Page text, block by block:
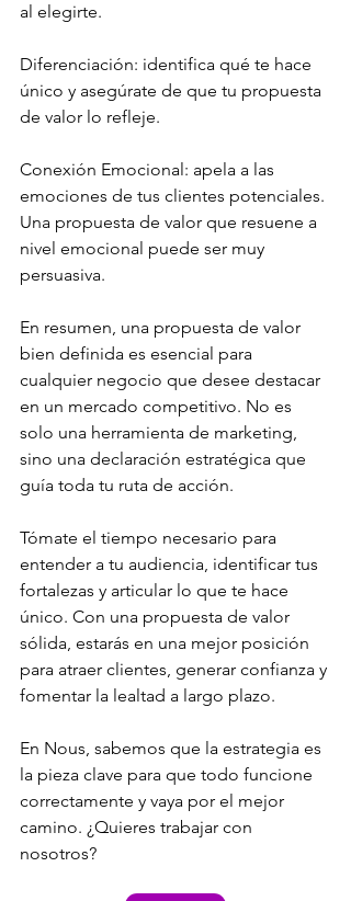
al elegirte.
Diferenciación: identifica qué te hace
único y asegúrate de que tu propuesta
de valor lo refleje.
Conexión Emocional: apela a las
emociones de tus clientes potenciales.
Una propuesta de valor que resuene a
nivel emocional puede ser muy
persuasiva.
En resumen, una propuesta de valor
bien definida es esencial para
cualquier negocio que desee destacar
en un mercado competitivo. No es
solo una herramienta de marketing,
sino una declaración estratégica que
guía toda tu ruta de acción.
Tómate el tiempo necesario para
entender a tu audiencia, identificar tus
fortalezas y articular lo que te hace
único. Con una propuesta de valor
sólida, estarás en una mejor posición
para atraer clientes, generar confianza y
fomentar la lealtad a largo plazo.
En Nous, sabemos que la estrategia es
la pieza clave para que todo funcione
correctamente y vaya por el mejor
camino. ¿Quieres trabajar con
nosotros?